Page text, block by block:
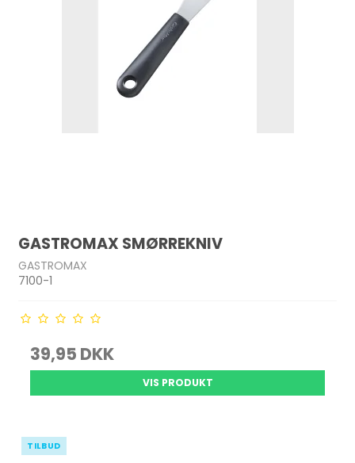
GASTROMAX SMØRREKNIV
GASTROMAX
7100-1
39,95 DKK
VIS PRODUKT
TILBUD